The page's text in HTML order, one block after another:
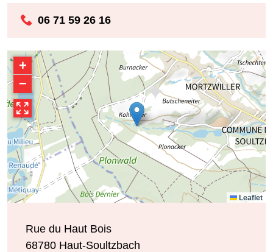
06 71 59 26 16
+
−
Leaflet
Rue du Haut Bois
68780 Haut-Soultzbach